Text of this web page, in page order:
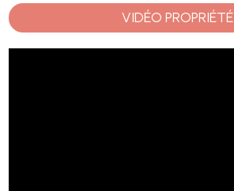
VIDÉO PROPRIÉTÉ